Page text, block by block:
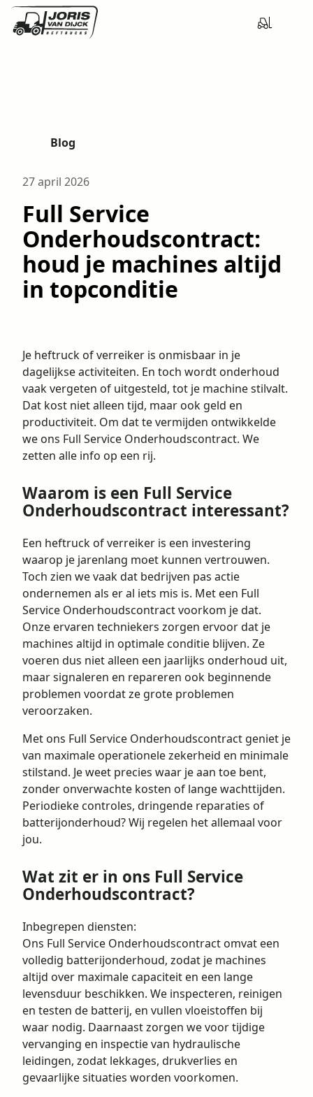
m
Blog
27 april 2026
Full Service
Onderhoudscontract:
houd je machines altijd
in topconditie
Je heftruck of verreiker is onmisbaar in je
dagelijkse activiteiten. En toch wordt onderhoud
vaak vergeten of uitgesteld, tot je machine stilvalt.
Dat kost niet alleen tijd, maar ook geld en
productiviteit. Om dat te vermijden ontwikkelde
we ons Full Service Onderhoudscontract. We
zetten alle info op een rij.
Waarom is een Full Service
Onderhoudscontract interessant?
Een heftruck of verreiker is een investering
waarop je jarenlang moet kunnen vertrouwen.
Toch zien we vaak dat bedrijven pas actie
ondernemen als er al iets mis is. Met een Full
Service Onderhoudscontract voorkom je dat.
Onze ervaren techniekers zorgen ervoor dat je
machines altijd in optimale conditie blijven. Ze
voeren dus niet alleen een jaarlijks onderhoud uit,
maar signaleren en repareren ook beginnende
problemen voordat ze grote problemen
veroorzaken.
Met ons Full Service Onderhoudscontract geniet je
van maximale operationele zekerheid en minimale
stilstand. Je weet precies waar je aan toe bent,
zonder onverwachte kosten of lange wachttijden.
Periodieke controles, dringende reparaties of
batterijonderhoud? Wij regelen het allemaal voor
jou.
Wat zit er in ons Full Service
Onderhoudscontract?
Inbegrepen diensten:
Ons Full Service Onderhoudscontract omvat een
volledig batterijonderhoud, zodat je machines
altijd over maximale capaciteit en een lange
levensduur beschikken. We inspecteren, reinigen
en testen de batterij, en vullen vloeistoffen bij
waar nodig. Daarnaast zorgen we voor tijdige
vervanging en inspectie van hydraulische
leidingen, zodat lekkages, drukverlies en
gevaarlijke situaties worden voorkomen.